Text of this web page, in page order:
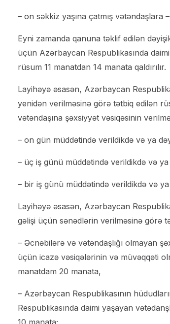
– on səkkiz yaşına çatmış vətəndaşlara
Eyni zamanda qanuna təklif edilən
üçün Azərbaycan Respublikasında
rüsum 11 manatdan 14 manata qaldırılır.
Layihəyə əsasən, Azərbaycan
yenidən verilməsinə görə tətbiq edilən
vətəndaşına şəxsiyyət vəsiqəsinin
– on gün müddətində verildikdə və ya
– üç iş günü müddətində verildikdə və
– bir iş günü müddətində verildikdə və
Layihəyə əsasən, Azərbaycan
gəlişi üçün sənədlərin verilməsinə görə
– Əcnəbilərə və vətəndaşlığı olmayan
üçün icazə vəsiqələrinin və müvəqqəti
manatdam 20 manata,
– Azərbaycan Respublikasının
Respublikasında daimi yaşayan